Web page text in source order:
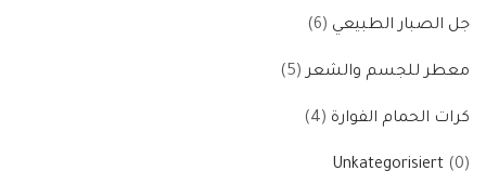
جل الصبار الطبيعي 6
معطر للجسم والشعر 5
كرات الحمام الفوارة 4
Unkategorisiert 0